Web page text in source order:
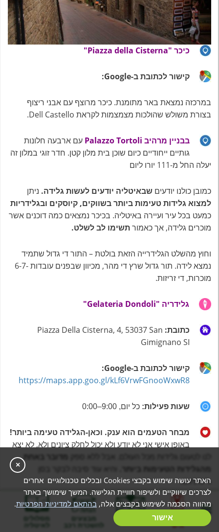
כיכר "Piazza della Cisterna"
קישור לכתובת ב-Google:
במרכזה נמצאת באר מתומנת. כיכר מרוצף עם אבני ריצוף
בצורת משולש שהולכות מצמצמות לקראת Dell Castello.
בבניין מרהיב Palazzo Tortoli
עם ארבעה חלונות
גותיים ייחודיים כיום שוכן בית מלון קטן. חדר זוגי במלון זה
יעלה החל מ-111 יורו ליום
כמובן כולנו יודעים שבאיטליה יודעים לעשות גלידה. ניתן
למצואגלידות טעימות ביותר בשווקים, קיוסקים ובגלידריות
כמעט בכל עיר ועיירה באיטליה. בכיכר נמצאים כמה דוכנים אשר
מוכרים גלידה, אך כאמורתשימו לב לשלט.
וחוץ מהשלט הגלידרייה הזאת בולטת – התור די גדול שתמיד
נמצא לידה. תור גדול שרץ די מהר, מכיוון שבפנים עובדות -6-7
מוכרות, די זריזות.
גלידריה "Gelateria Dondoli"
כתובת: Piazza Della Cisterna, 4, 53037 San
Gimignano SI
קישור לכתובת ב-Google:
https://maps.app.goo.gl/kLf6VrwFGnooWxwR8
שעות פעילות: כל יום, 9:00–0:00
מבחר הטעמים הוא ענק. וכאן-הגלידה טעימה ביותר!
באופן אישי אני לא יודע ולא יכול לחלק ציונים ולא, לא יצא
מדובר באחת
מהגלידות הטעימות ביותר.
ג'ימיניאנו.
בניית מסלול
אישי
מבצעים מסלולים
לאיטליה
×
האתר עושה שימוש בקבצי Cookies ובכלים טכנולוגיים אחרים
לצרכים שיווקיים ולשיפור חוויית הגלישה. המשך שימושך באתר
מהווה הסכמה לשימוש בקבצים אלה, בהתאם למדיניות הפרטיות.
אישור